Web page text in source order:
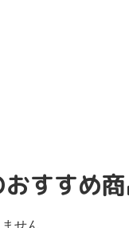
すすめ